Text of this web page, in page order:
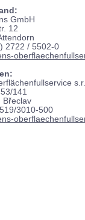
GmbH
12
2722 / 5502-0
141
Břeclav
3010-500